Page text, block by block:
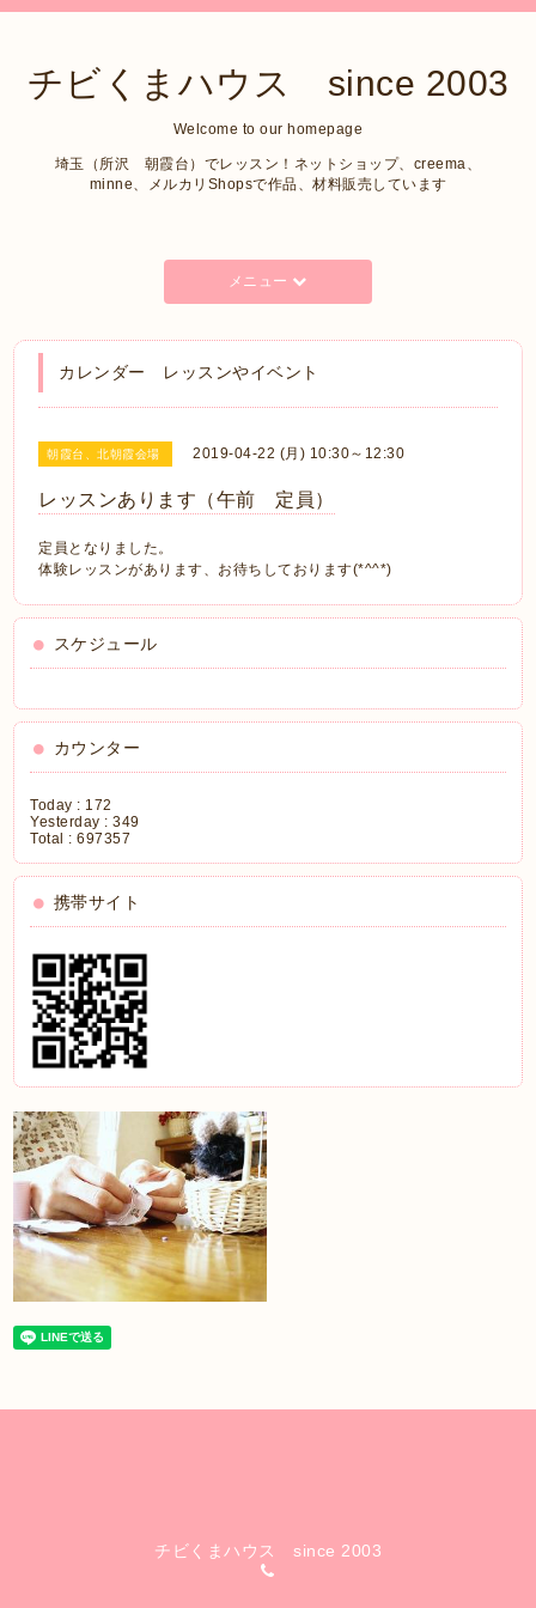
チビくまハウス since 2003
Welcome to our homepage
埼玉（所沢 朝霞台）でレッスン！ネットショップ、creema、
minne、メルカリShopsで作品、材料販売しています
メニュー
カレンダー レッスンやイベント
朝霞台、北朝霞会場 2019-04-22 (月) 10:30～12:30
レッスンあります（午前 定員）
定員となりました。
体験レッスンがあります、お待ちしております(*^^*)
スケジュール
カウンター
Today : 172
Yesterday :349
Total :697357
携帯サイト
チビくまハウス since 2003